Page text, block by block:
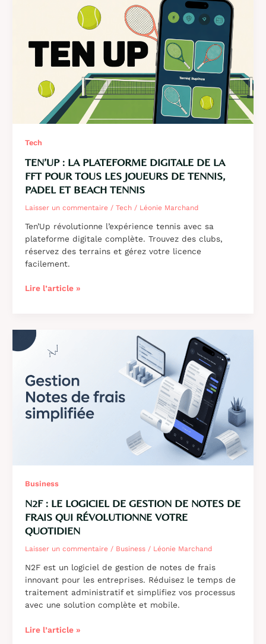
dématérialisation
entreprise
Tech
TEN’UP : LA PLATEFORME DIGITALE DE LA
FFT POUR TOUS LES JOUEURS DE TENNIS,
PADEL ET BEACH TENNIS
Laisser un commentaire / Tech/ Léonie Marchand
Ten’Up révolutionne l’expérience tennis avec sa
plateforme digitale complète. Trouvez des clubs,
réservez des terrains et gérez votre licence
facilement.
Ten’Up
digitale
de
FFT
pour
tous
les
joueurs
beach
tennis
Lire l’article »
Business
N2F : LE LOGICIEL DE GESTION DE NOTES DE
FRAIS QUI RÉVOLUTIONNE VOTRE
QUOTIDIEN
Laisser un commentaire / Business/ Léonie Marchand
N2F est un logiciel de gestion de notes de frais
innovant pour les entreprises. Réduisez le temps de
traitement administratif et simplifiez vos processus
avec une solution complète et mobile.
N2F
Lire l’article »